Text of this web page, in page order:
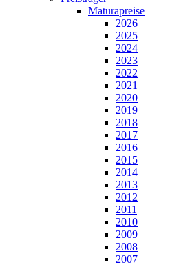
Maturapreise
2026
2025
2024
2023
2022
2021
2020
2019
2018
2017
2016
2015
2014
2013
2012
2011
2010
2009
2008
2007